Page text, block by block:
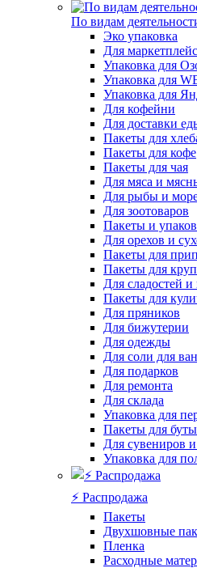
По видам
Эко упаковка
Для
Упаковка для
Упаковка для
Упаковка для
Для кофейни
Для доставки
Пакеты для
Пакеты для кофе
Пакеты для чая
Для мяса и
Для рыбы и
Для зоотоваров
Пакеты и
Для орехов и
Пакеты для
Пакеты для
Для сладостей и
Пакеты для
Для пряников
Для бижутерии
Для одежды
Для соли для
Для подарков
Для ремонта
Для склада
Упаковка для
Пакеты для
Для сувениров
Упаковка для
⚡️ Распродажа
Пакеты
Двухшовные
Пленка
Расходные